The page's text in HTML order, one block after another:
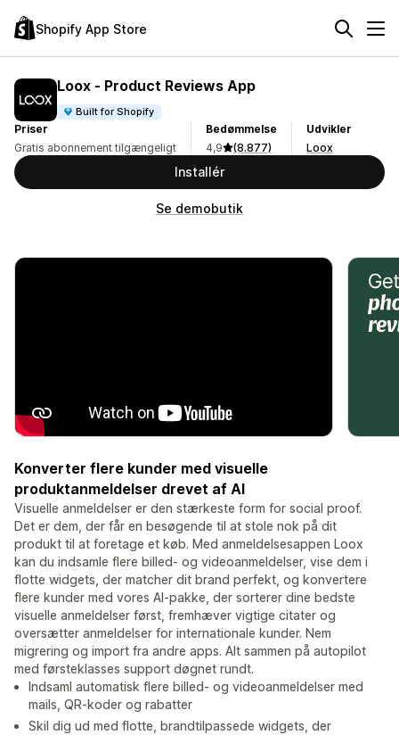
Shopify App Store
Loox ‑ Product Reviews App
Built for Shopify
Priser
Gratis abonnement tilgængeligt
Bedømmelse
4,9
(8.877)
Udvikler
Loox
Installér
Se demobutik
Konverter flere kunder med visuelle
produktanmeldelser drevet af AI
Visuelle anmeldelser er den stærkeste form for social proof.
Det er dem, der får en besøgende til at stole nok på dit
produkt til at foretage et køb. Med anmeldelsesappen Loox
kan du indsamle flere billed- og videoanmeldelser, vise dem i
flotte widgets, der matcher dit brand perfekt, og konvertere
flere kunder med vores AI-pakke, der sorterer dine bedste
visuelle anmeldelser først, fremhæver vigtige citater og
oversætter anmeldelser for internationale kunder. Nem
migrering og import fra andre apps. Alt sammen på autopilot
med førsteklasses support døgnet rundt.
Indsaml automatisk flere billed- og videoanmeldelser med
mails, QR-koder og rabatter
Skil dig ud med flotte, brandtilpassede widgets, der